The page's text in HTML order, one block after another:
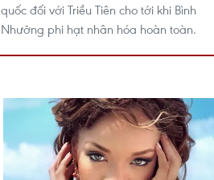
quốc đối với Triều Tiên cho tới khi Bình
Nhưỡng phi hạt nhân hóa hoàn toàn.